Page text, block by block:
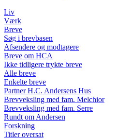
Liv
Værk
Breve
Søg i brevbasen
Afsendere og modtagere
Breve om HCA
Ikke tidligere trykte breve
Alle breve
Enkelte breve
Partner H.C. Andersens Hus
Brevveksling med fam. Melchior
Brevveksling med fam. Serre
Rundt om Andersen
Forskning
Titler oversat